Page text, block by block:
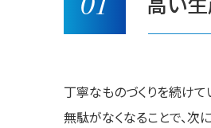
丁寧なものづくりを続けて
無駄がなくなることで、